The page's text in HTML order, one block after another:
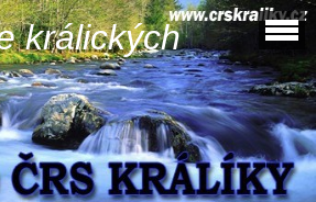
králických